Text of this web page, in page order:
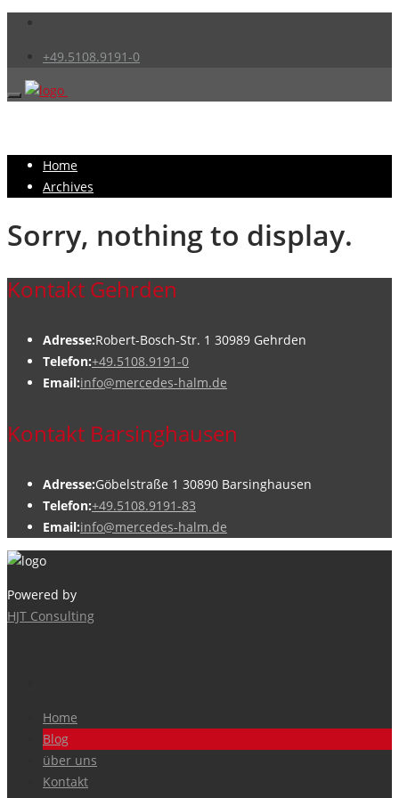
+49.5108.9191-0
Home
Archives
Sorry, nothing to display.
Kontakt Gehrden
Adresse:Robert-Bosch-Str. 1 30989 Gehrden
Telefon:+49.5108.9191-0
Email:info@mercedes-halm.de
Kontakt Barsinghausen
Adresse:Göbelstraße 1 30890 Barsinghausen
Telefon:+49.5108.9191-83
Email:info@mercedes-halm.de
Powered by
HJT Consulting
Home
Blog
über uns
Kontakt